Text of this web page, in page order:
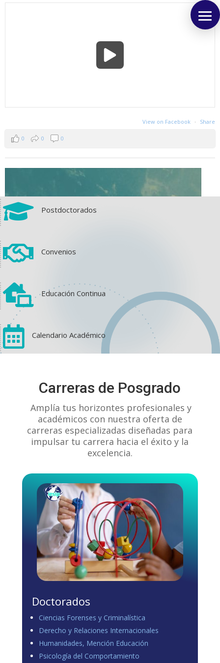
View on Facebook · Share
0 0 0
1 0
 Postdoctorados
 Convenios
 Educación Continua
 Calendario Académico
Carreras de Posgrado
Amplía tus horizontes profesionales y
académicos con nuestra oferta de
carreras especializadas diseñadas para
impulsar tu carrera hacia el éxito y la
excelencia.
Doctorados
Ciencias Forenses y Criminalística
Derecho y Relaciones Internacionales
Humanidades, Mención Educación
Psicología del Comportamiento